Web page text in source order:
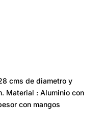
cms de diametro y
Material : Aluminio con
con mangos